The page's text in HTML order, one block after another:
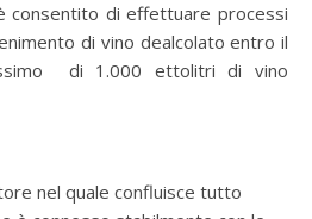
consentito di effettuare processi
di vino dealcolato entro il
di 1.000 ettolitri di vino
nel quale confluisce tutto